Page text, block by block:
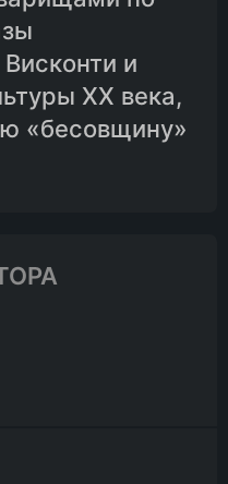
и
XX века,
«бесовщину»